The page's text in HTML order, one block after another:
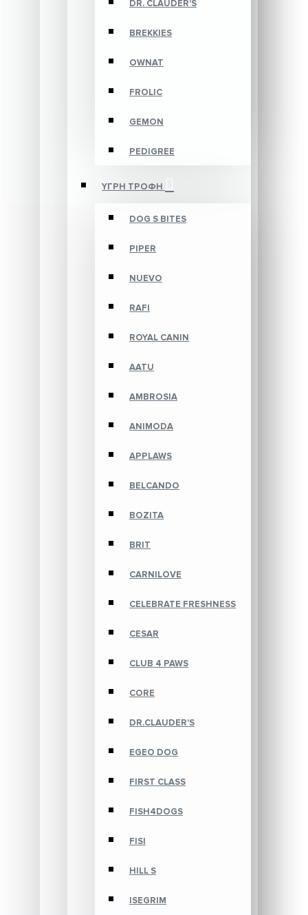
DR. CLAUDER'S
BREKKIES
OWNAT
FROLIC
GEMON
PEDIGREE
ΥΓΡΗ ΤΡΟΦΗ
DOG S BITES
PIPER
NUEVO
RAFI
ROYAL CANIN
AATU
AMBROSIA
ANIMODA
APPLAWS
BELCANDO
BOZITA
BRIT
CARNILOVE
CELEBRATE FRESHNESS
CESAR
CLUB 4 PAWS
CORE
DR.CLAUDER'S
EGEO DOG
FIRST CLASS
FISH4DOGS
FISI
HILL S
ISEGRIM